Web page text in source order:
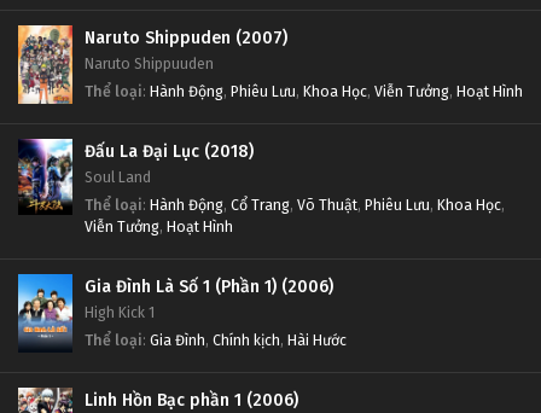
Naruto Shippuden (2007)
Naruto Shippuuden
Thể loại: Hành Động, Phiêu Lưu, Khoa Học, Viễn Tưởng, Hoạt Hình
Đấu La Đại Lục (2018)
Soul Land
Thể loại: Hành Động, Cổ Trang, Võ Thuật, Phiêu Lưu, Khoa Học,
Viễn Tưởng, Hoạt Hình
Gia Đình Là Số 1 (Phần 1) (2006)
High Kick 1
Thể loại: Gia Đình, Chính kịch, Hài Hước
Linh Hồn Bạc phần 1 (2006)